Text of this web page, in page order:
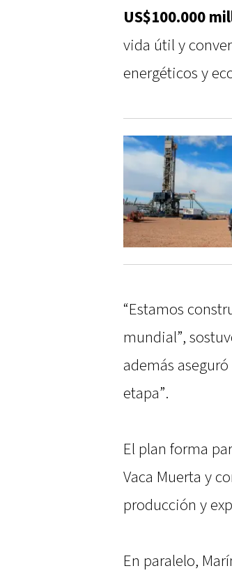
US$100.000
vida útil y
energéticos y
“Estamos
mundial”,
además
etapa”.
El plan forma
Vaca Muerta y
producción y
En paralelo,